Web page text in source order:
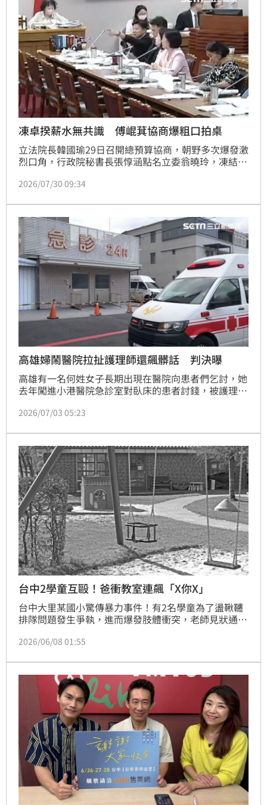
凍卓揆薪水無共識 傅崐萁協商爆粗口拍桌
立法院長韓國瑜29日召開總預算協商，朝野多次爆發激
烈口角，行政院秘書長張惇涵點名立委翁曉玲，凍結行
當場爆粗口，讓現場綠委怒罵回擊，甚至拍桌抗議，沒
布協商結束。
2026/07/30 09:34
高雄婦鬧醫院拉扯護理師還飆髒話 判決曝
高雄有一名何姓女子長期出現在醫院向患者們乞討，她
去年闖進小港醫院急診室對臥床的患者討錢，被護理師
口。法院審理後認為何女爆粗口僅是當下短暫情緒發
判處6個月有期徒刑。
2026/07/03 05:23
台中2學童互毆！爸衝教室連飆「X你X」
台中大里某國小驚傳暴力事件！有2名學童為了盪鞦韆
排隊問題發生爭執，進而爆發肢體衝突，老師見狀通知
後，竟連飆5次三字經髒話「X你X」，更作勢要拿椅子
自由罪》等起訴，但經法院審理後全判無罪。
2026/06/08 01:55